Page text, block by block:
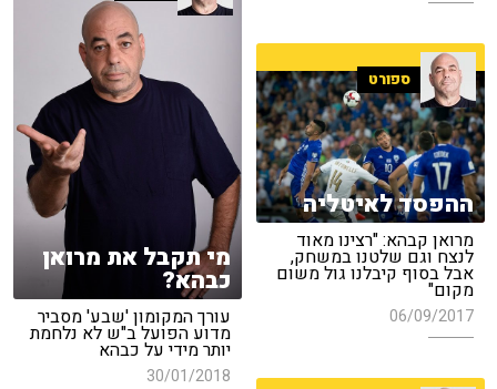
מי תקבל את מרואן
כבהא?
עורך המקומון 'שבע' מסביר
מדוע הפועל ב"ש לא נלחמת
יותר מידי על כבהא
30/01/2018
ספורט
ההפסד לאיטליה
מרואן קבהא: "רצינו מאוד
לנצח וגם שלטנו במשחק,
אבל בסוף קיבלנו גול משום
מקום"
06/09/2017